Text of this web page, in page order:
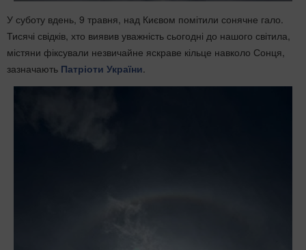
У суботу вдень, 9 травня, над Києвом помітили сонячне гало.
Тисячі свідків, хто виявив уважність сьогодні до нашого світила,
містяни фіксували незвичайне яскраве кільце навколо Сонця,
зазначають Патріоти України